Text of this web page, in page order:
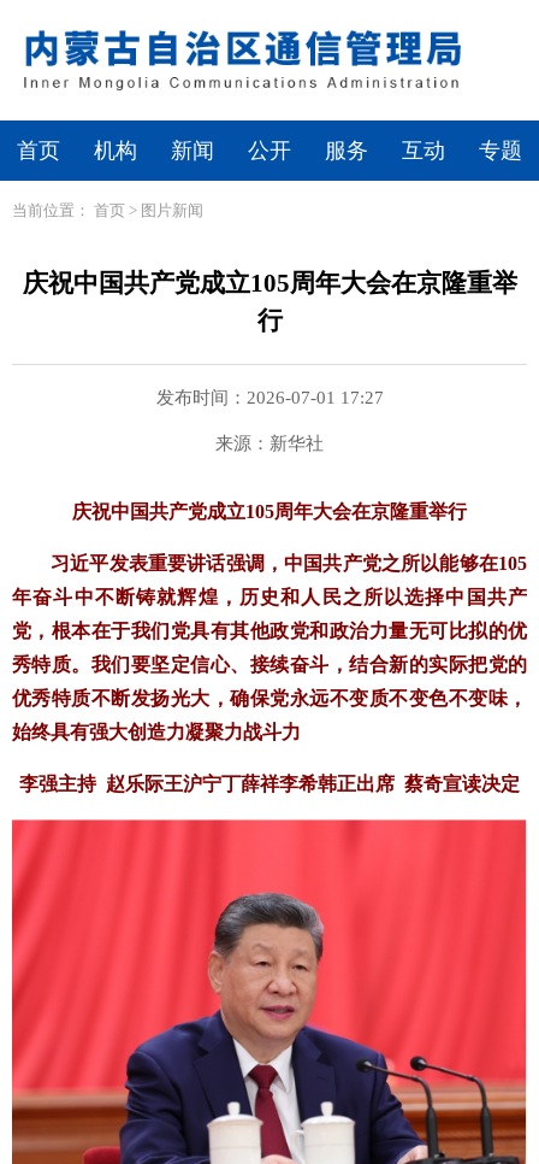
首页 机构 新闻 公开 服务 互动 专题
当前位置： 首页 > 图片新闻
庆祝中国共产党成立105周年大会在京隆重举
行
发布时间：2026-07-01 17:27
来源：新华社
庆祝中国共产党成立105周年大会在京隆重举行
习近平发表重要讲话强调，中国共产党之所以能够在105
年奋斗中不断铸就辉煌，历史和人民之所以选择中国共产
党，根本在于我们党具有其他政党和政治力量无可比拟的优
秀特质。我们要坚定信心、接续奋斗，结合新的实际把党的
优秀特质不断发扬光大，确保党永远不变质不变色不变味，
始终具有强大创造力凝聚力战斗力
李强主持 赵乐际王沪宁丁薛祥李希韩正出席 蔡奇宣读决定